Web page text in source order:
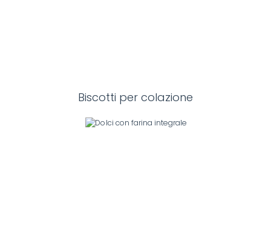
Biscotti per colazione